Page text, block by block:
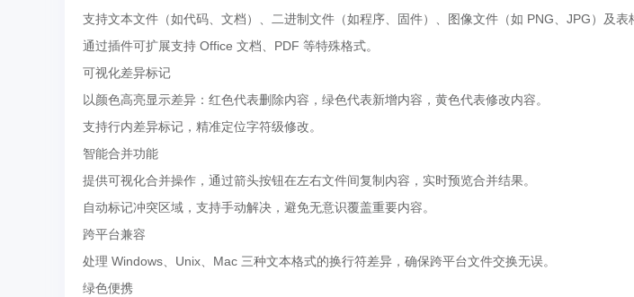
支持文本文件（如代码、文档）、二进制文件（如程序、固件）、图像文件（如 PNG、JPG）及表
通过插件可扩展支持 Office 文档、PDF 等特殊格式。
可视化差异标记
以颜色高亮显示差异：红色代表删除内容，绿色代表新增内容，黄色代表修改内容。
支持行内差异标记，精准定位字符级修改。
智能合并功能
提供可视化合并操作，通过箭头按钮在左右文件间复制内容，实时预览合并结果。
自动标记冲突区域，支持手动解决，避免无意识覆盖重要内容。
跨平台兼容
处理 Windows、Unix、Mac 三种文本格式的换行符差异，确保跨平台文件交换无误。
绿色便携